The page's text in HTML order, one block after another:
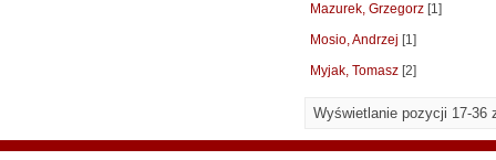
Mazurek, Grzegorz [1]
Mosio, Andrzej [1]
Myjak, Tomasz [2]
Wyświetlanie pozycji 17-36